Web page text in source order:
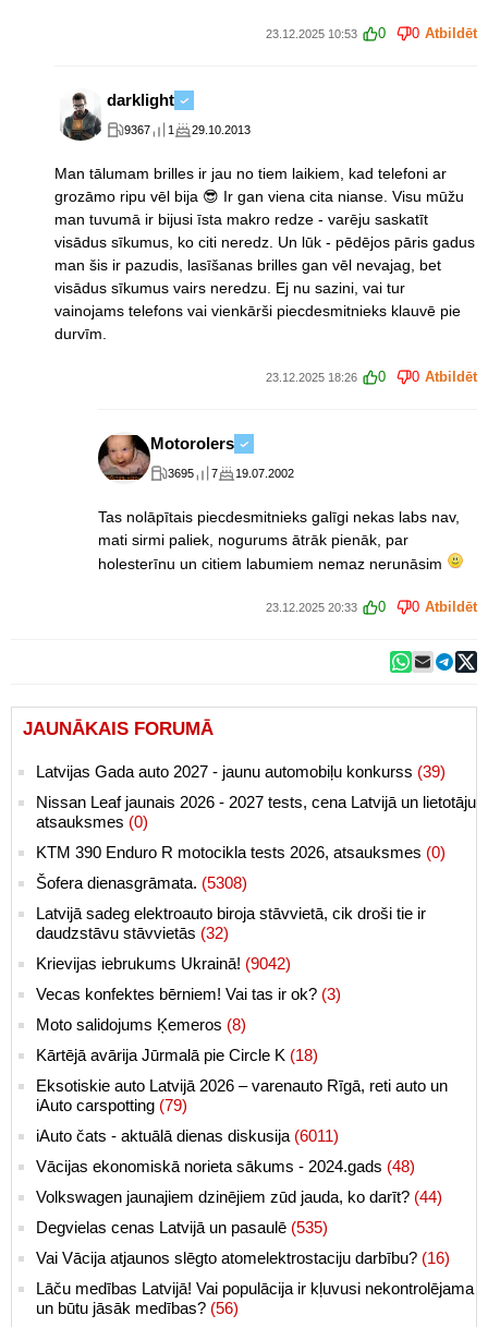
23.12.2025 10:53 0 0 Atbildēt
darklight
9367 1 29.10.2013
Man tālumam brilles ir jau no tiem laikiem, kad telefoni ar
grozāmo ripu vēl bija 😎 Ir gan viena cita nianse. Visu mūžu
man tuvumā ir bijusi īsta makro redze - varēju saskatīt
visādus sīkumus, ko citi neredz. Un lūk - pēdējos pāris gadus
man šis ir pazudis, lasīšanas brilles gan vēl nevajag, bet
visādus sīkumus vairs neredzu. Ej nu sazini, vai tur
vainojams telefons vai vienkārši piecdesmitnieks klauvē pie
durvīm.
23.12.2025 18:26 0 0 Atbildēt
Motorolers
3695 7 19.07.2002
Tas nolāpītais piecdesmitnieks galīgi nekas labs nav,
mati sirmi paliek, nogurums ātrāk pienāk, par
holesterīnu un citiem labumiem nemaz nerunāsim
23.12.2025 20:33 0 0 Atbildēt
JAUNĀKAIS FORUMĀ
Latvijas Gada auto 2027 - jaunu automobiļu konkurss (39)
Nissan Leaf jaunais 2026 - 2027 tests, cena Latvijā un lietotāju
atsauksmes (0)
KTM 390 Enduro R motocikla tests 2026, atsauksmes (0)
Šofera dienasgrāmata. (5308)
Latvijā sadeg elektroauto biroja stāvvietā, cik droši tie ir
daudzstāvu stāvvietās (32)
Krievijas iebrukums Ukrainā! (9042)
Vecas konfektes bērniem! Vai tas ir ok? (3)
Moto salidojums Ķemeros (8)
Kārtējā avārija Jūrmalā pie Circle K (18)
Eksotiskie auto Latvijā 2026 – varenauto Rīgā, reti auto un
iAuto carspotting (79)
iAuto čats - aktuālā dienas diskusija (6011)
Vācijas ekonomiskā norieta sākums - 2024.gads (48)
Volkswagen jaunajiem dzinējiem zūd jauda, ko darīt? (44)
Degvielas cenas Latvijā un pasaulē (535)
Vai Vācija atjaunos slēgto atomelektrostaciju darbību? (16)
Lāču medības Latvijā! Vai populācija ir kļuvusi nekontrolējama
un būtu jāsāk medības? (56)